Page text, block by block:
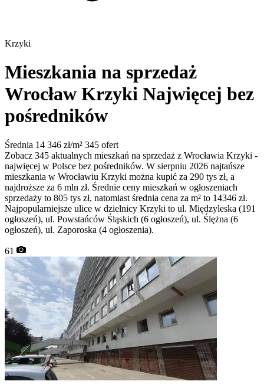
Krzyki
Mieszkania na sprzedaż
Wrocław Krzyki Najwięcej bez
pośredników
Średnia 14 346 zł/m² 345 ofert
Zobacz 345 aktualnych mieszkań na sprzedaż z Wrocławia Krzyki -
najwięcej w Polsce bez pośredników. W sierpniu 2026 najtańsze
mieszkania w Wrocławiu Krzyki można kupić za 290 tys zł, a
najdroższe za 6 mln zł. Średnie ceny mieszkań w ogłoszeniach
sprzedaży to 805 tys zł, natomiast średnia cena za m² to 14346 zł.
Najpopularniejsze ulice w dzielnicy Krzyki to ul. Międzyleska (191
ogłoszeń), ul. Powstańców Śląskich (6 ogłoszeń), ul. Ślężna (6
ogłoszeń), ul. Zaporoska (4 ogłoszenia).
61